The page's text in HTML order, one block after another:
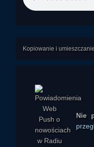
Kopiowanie i
Nie
marq